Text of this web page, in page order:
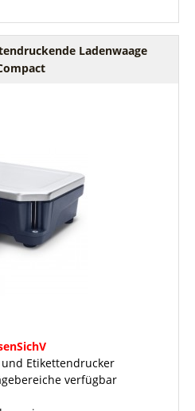
Ladenwaage
Etikettendrucker
verfügbar